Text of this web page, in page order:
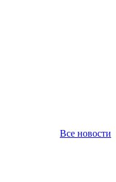
Все новости